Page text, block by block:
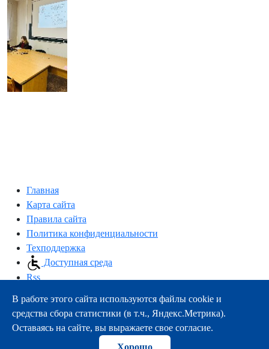
Главная
Карта сайта
Правила сайта
Политика конфиденциальности
Техподдержка
Доступная среда
Rss
163000, г.Архангельск, пр-т Троицкий, 51
тел.:+7 (8182) 21-11-63
e-mail:info@nsmu.ru
В работе этого сайта используются файлы cookie и
средства сбора статистики (в т.ч., Яндекс.Метрика).
Оставаясь на сайте, вы выражаете свое согласие.
Хорошо